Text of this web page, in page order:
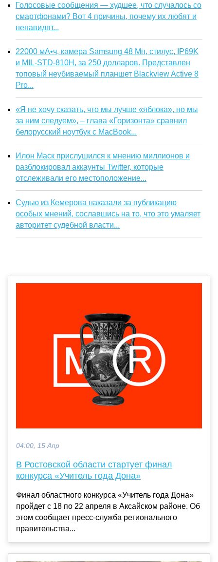
Голосовые сообщения — худшее, что случалось со
смартфонами? Вот 4 причины, почему их любят и
ненавидят...
22000 мА•ч, камера Samsung 48 Мп, стилус, IP69K
и MIL-STD-810H, за 250 долларов. Представлен
топовый неубиваемый планшет Blackview Active 8
Pro...
«Я не хочу сказать, что мы лучше «яблока», но мы
за ним следуем», – глава «Горизонта» сравнил
белорусский ноутбук с MacBook...
Илон Маск прислушился к мнению миллионов и
разблокировал аккаунты Twitter, которые
отслеживали его местоположение...
Судью из Кемерова наказали за публикацию
особых мнений, сославшись на то, что это умаляет
авторитет судебной власти...
04:00, 15 Апр
В Ростовской области стартует финал
конкурса «Учитель года Дона»
Финал областного конкурса «Учитель года Дона»
пройдет с 18 по 22 апреля в Аксайском районе. Об
этом сообщает пресс-служба регионального
правительства...